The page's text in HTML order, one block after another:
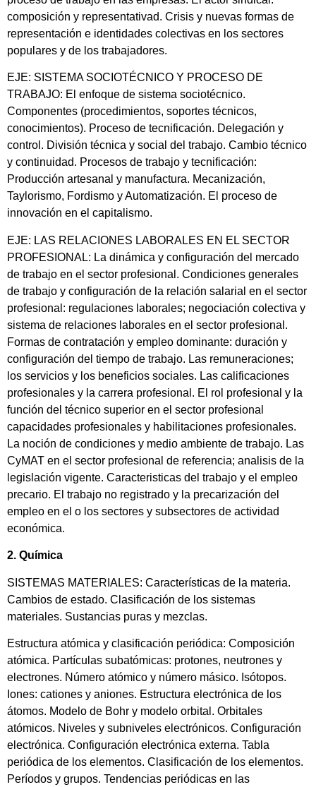
composición y representativad. Crisis y nuevas formas de
representación e identidades colectivas en los sectores
populares y de los trabajadores.
EJE: SISTEMA SOCIOTÉCNICO Y PROCESO DE
TRABAJO: El enfoque de sistema sociotécnico.
Componentes (procedimientos, soportes técnicos,
conocimientos). Proceso de tecnificación. Delegación y
control. División técnica y social del trabajo. Cambio técnico
y continuidad. Procesos de trabajo y tecnificación:
Producción artesanal y manufactura. Mecanización,
Taylorismo, Fordismo y Automatización. El proceso de
innovación en el capitalismo.
EJE: LAS RELACIONES LABORALES EN EL SECTOR
PROFESIONAL: La dinámica y configuración del mercado
de trabajo en el sector profesional. Condiciones generales
de trabajo y configuración de la relación salarial en el sector
profesional: regulaciones laborales; negociación colectiva y
sistema de relaciones laborales en el sector profesional.
Formas de contratación y empleo dominante: duración y
configuración del tiempo de trabajo. Las remuneraciones;
los servicios y los beneficios sociales. Las calificaciones
profesionales y la carrera profesional. El rol profesional y la
función del técnico superior en el sector profesional
capacidades profesionales y habilitaciones profesionales.
La noción de condiciones y medio ambiente de trabajo. Las
CyMAT en el sector profesional de referencia; analisis de la
legislación vigente. Caracteristicas del trabajo y el empleo
precario. El trabajo no registrado y la precarización del
empleo en el o los sectores y subsectores de actividad
económica.
2. Química
SISTEMAS MATERIALES: Características de la materia.
Cambios de estado. Clasificación de los sistemas
materiales. Sustancias puras y mezclas.
Estructura atómica y clasificación periódica: Composición
atómica. Partículas subatómicas: protones, neutrones y
electrones. Número atómico y número másico. Isótopos.
Iones: cationes y aniones. Estructura electrónica de los
átomos. Modelo de Bohr y modelo orbital. Orbitales
atómicos. Niveles y subniveles electrónicos. Configuración
electrónica. Configuración electrónica externa. Tabla
periódica de los elementos. Clasificación de los elementos.
Períodos y grupos. Tendencias periódicas en las